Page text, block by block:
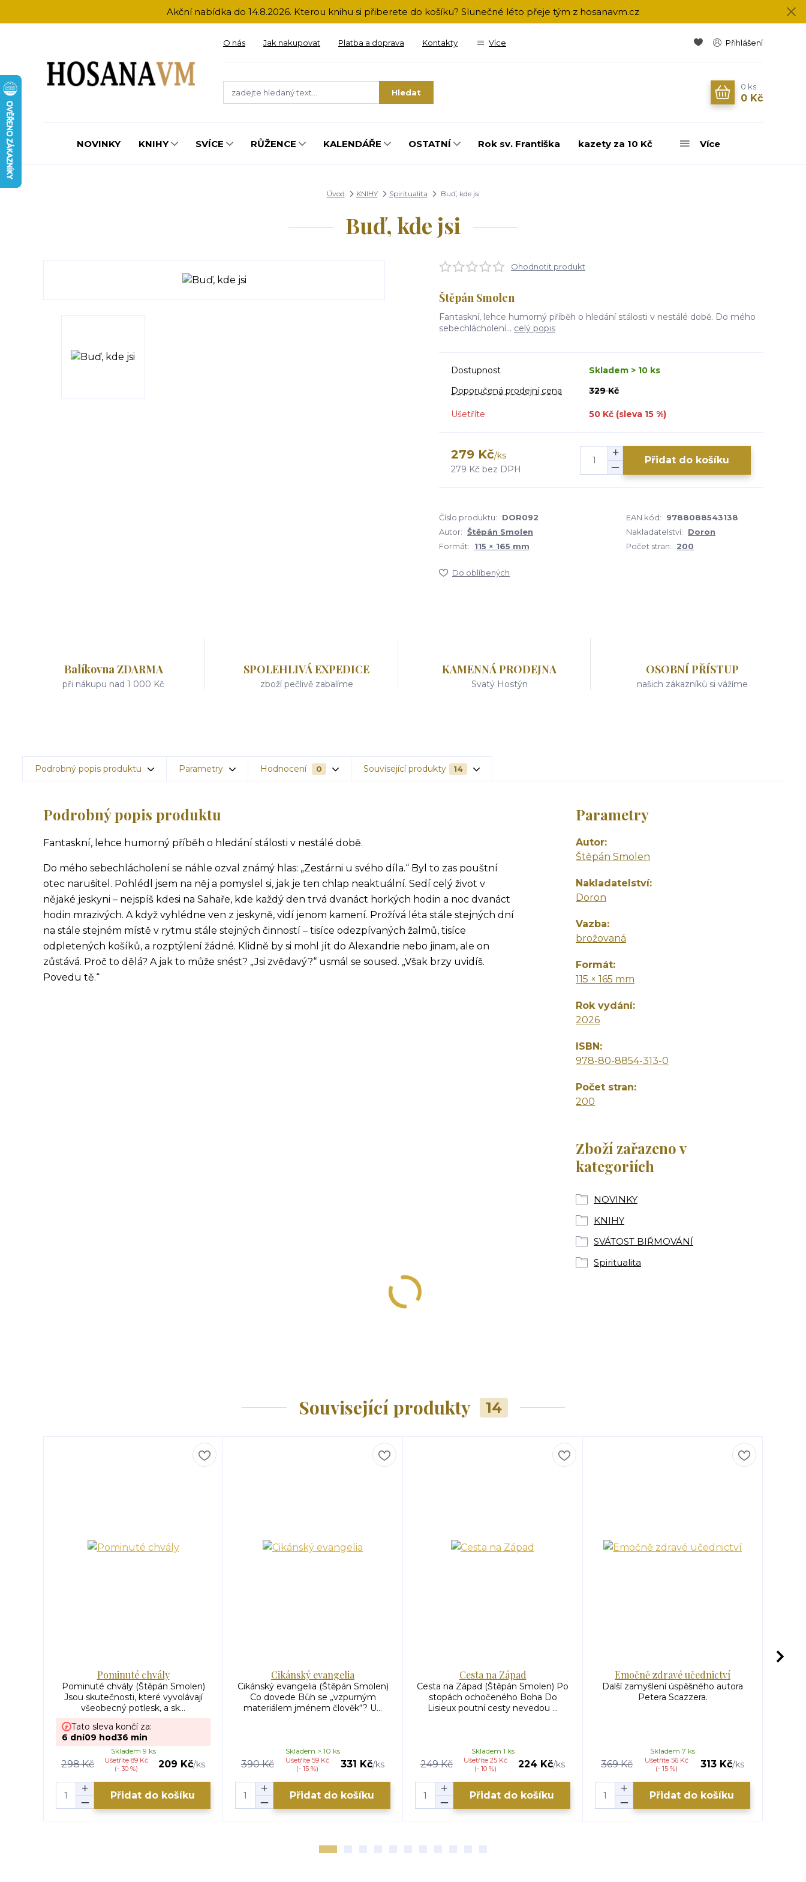
Akční nabídka do 14.8.2026. Kterou knihu si přiberete do košíku? Slunečné léto přeje tým z hosanavm.cz
O nás Jak nakupovat Platba a doprava Kontakty Více Přihlášení
Hledat
0 ks
0 Kč
NOVINKY KNIHY SVÍCE RŮŽENCE KALENDÁŘE OSTATNÍ Rok sv. Františka kazety za 10 Kč Více
Úvod KNIHY Spiritualita Buď, kde jsi
Buď, kde jsi
Ohodnotit produkt
Štěpán Smolen
Fantaskní, lehce humorný příběh o hledání stálosti v nestálé době. Do mého
sebechlácholení... celý popis
Dostupnost
Skladem > 10 ks
Doporučená prodejní cena
329 Kč
Ušetříte 50 Kč (sleva 15 %)
279 Kč/ks
279 Kč bez DPH
Přidat do košíku
Číslo produktu: DOR092 EAN kód:
9788088543138
Autor: Štěpán Smolen Nakladatelství:
Doron
Formát:
115 × 165 mm Počet stran: 200
Do oblíbených
Balíkovna ZDARMA
při nákupu nad 1 000 Kč
SPOLEHLIVÁ EXPEDICE
zboží pečlivě zabalíme
KAMENNÁ PRODEJNA
Svatý Hostýn
OSOBNÍ PŘÍSTUP
našich zákazníků si vážíme
Podrobný popis produktu Parametry Hodnocení 0 Související produkty 14
Podrobný popis produktu
Fantaskní, lehce humorný příběh o hledání stálosti v nestálé době.
Do mého sebechlácholení se náhle ozval známý hlas: „Zestárni u svého díla.“ Byl to zas pouštní
otec narušitel. Pohlédl jsem na něj a pomyslel si, jak je ten chlap neaktuální. Sedí celý život v
nějaké jeskyni – nejspíš kdesi na Sahaře, kde každý den trvá dvanáct horkých hodin a noc dvanáct
hodin mrazivých. A když vyhlédne ven z jeskyně, vidí jenom kamení. Prožívá léta stále stejných dní
na stále stejném místě v rytmu stále stejných činností – tisíce odezpívaných žalmů, tisíce
odpletených košíků, a rozptýlení žádné. Klidně by si mohl jít do Alexandrie nebo jinam, ale on
zůstává. Proč to dělá? A jak to může snést? „Jsi zvědavý?“ usmál se soused. „Však brzy uvidíš.
Povedu tě.“
Parametry
Autor
Štěpán Smolen
Nakladatelství
Doron
Vazba
brožovaná
Formát
115 × 165 mm
Rok vydání
2026
ISBN
978-80-8854-313-0
Počet stran
200
Zboží zařazeno v
kategoriích
NOVINKY
KNIHY
SVÁTOST BIŘMOVÁNÍ
Spiritualita
Související produkty 14
Pominuté chvály
Pominuté chvály (Štěpán Smolen)
Jsou skutečnosti, které vyvolávají
všeobecný potlesk, a sk...
298 Kč
Ušetříte 89 Kč
(- 30 %)
209 Kč/ks
Skladem 9 ks
Tato sleva končí za:
6 dní09 hod36 min
Přidat do košíku
Cikánský evangelia
Cikánský evangelia (Štěpán Smolen)
Co dovede Bůh se „vzpurným
materiálem jménem člověk“? U...
390 Kč
Ušetříte 59 Kč
(- 15 %)
331 Kč/ks
Skladem > 10 ks
Přidat do košíku
Cesta na Západ
Cesta na Západ (Štěpán Smolen) Po
stopách ochočeného Boha Do
Lisieux poutní cesty nevedou ...
249 Kč
Ušetříte 25 Kč
(- 10 %)
224 Kč/ks
Skladem 1 ks
Přidat do košíku
Emočně zdravé učednictví
Další zamyšlení úspěšného autora
Petera Scazzera.
369 Kč
Ušetříte 56 Kč
(- 15 %)
313 Kč/ks
Skladem 7 ks
Přidat do košíku